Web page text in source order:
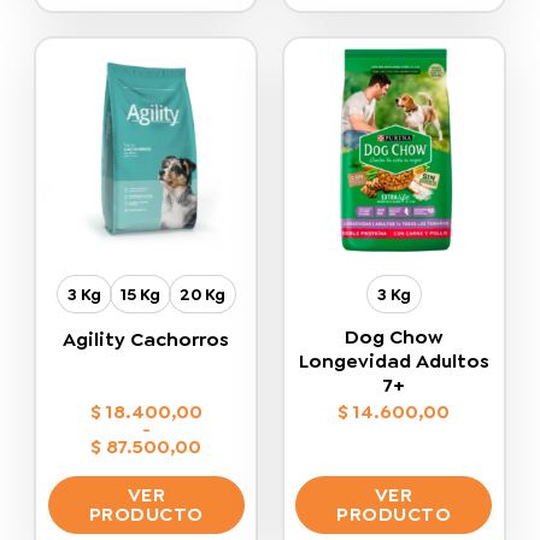
múltiples
variantes.
Las
opciones
se
pueden
elegir
la
página
producto
$ 36.300,00
tiene
múltiples
variantes.
Las
opciones
se
pueden
elegir
en
la
página
de
producto
3 Kg 15 Kg 20 Kg
Agility Cachorros
$18.400,00
-
$ 87.500,00
Rango
de
precios:
desde
$ 18.400,00
VER
PRODUCTO
3 Kg
Dog Chow
Longevidad Adultos
7+
$14.600,00
VER
PRODUCTO